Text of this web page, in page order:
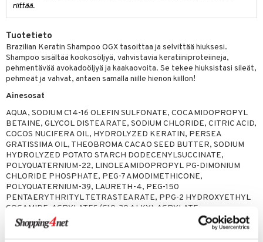
riittää.
Tuotetieto
Brazilian Keratin Shampoo OGX tasoittaa ja selvittää hiuksesi.
Shampoo sisältää kookosöljyä, vahvistavia keratiiniproteiineja,
pehmentävää avokadoöljyä ja kaakaovoita. Se tekee hiuksistasi sileät,
pehmeät ja vahvat, antaen samalla niille hienon kiillon!
Ainesosat
AQUA, SODIUM C14-16 OLEFIN SULFONATE, COCAMIDOPROPYL
BETAINE, GLYCOL DISTEARATE, SODIUM CHLORIDE, CITRIC ACID,
COCOS NUCIFERA OIL, HYDROLYZED KERATIN, PERSEA
GRATISSIMA OIL, THEOBROMA CACAO SEED BUTTER, SODIUM
HYDROLYZED POTATO STARCH DODECENYLSUCCINATE,
POLYQUATERNIUM-22, LINOLEAMIDOPROPYL PG-DIMONIUM
CHLORIDE PHOSPHATE, PEG-7 AMODIMETHICONE,
POLYQUATERNIUM-39, LAURETH-4, PEG-150
PENTAERYTHRITYL TETRASTEARATE, PPG-2 HYDROXYETHYL
COCAMIDE, ACRYLATES/C10-30 ALKYL ACRYLATE
CROSSPOLYMER, PROPYLENE GLYCOL, SODIUM CITRATE,
HEXYLENE GLYCOL, SODIUM HYDROXIDE, SODIUM BENZOATE,
Huulten Hoito
Happy
Happy For Men
Miehille
& Soujaus
& Ihonpuhdistus